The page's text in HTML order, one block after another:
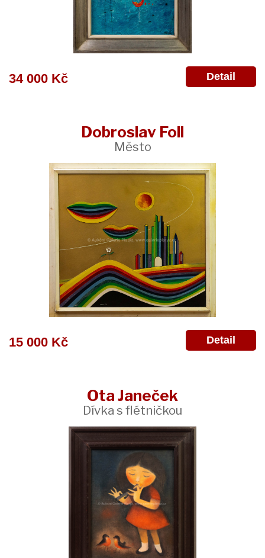
34 000 Kč Detail
Dobroslav Foll
Město
15 000 Kč Detail
Ota Janeček
Dívka s flétničkou